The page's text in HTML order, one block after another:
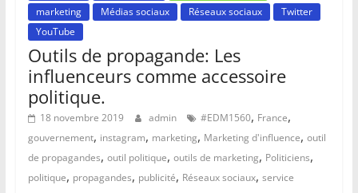
marketing
Médias sociaux Réseaux sociaux
Twitter
YouTube
Outils de propagande: Les
influenceurs comme accessoire
politique.
18 novembre 2019 admin #EDM1560, France,
gouvernement, instagram, marketing, Marketing d'influence, outil
de propagandes, outil politique, outils de marketing, Politiciens,
politique, propagandes, publicité, Réseaux sociaux, service